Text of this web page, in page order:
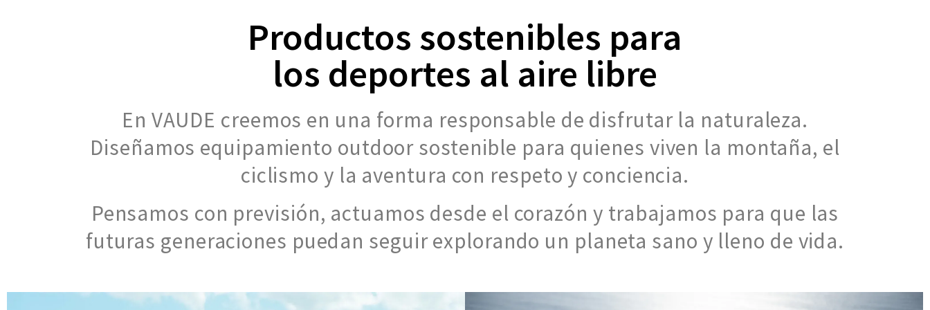
Productos sostenibles para
los deportes al aire libre
En VAUDE creemos en una forma responsable de disfrutar la naturaleza.
Diseñamos equipamiento outdoor sostenible para quienes viven la montaña, el
ciclismo y la aventura con respeto y conciencia.
Pensamos con previsión, actuamos desde el corazón y trabajamos para que las
futuras generaciones puedan seguir explorando un planeta sano y lleno de vida.